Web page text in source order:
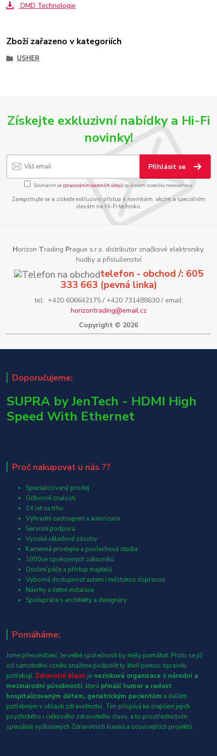
DMD Technologie
Zboží zařazeno v kategoriích
USHER
Získejte exkluzivní nabídky a Hi-Fi
novinky!
Přihlásit se
Souhlasím se zpracováním osobních údajůza účelem rozesílky newsletteru.
Zaregistrujte se a získejte exkluzivní přístup k novinkám, akcím a speciálním
slevám na Hi-Fi techniku.
Horizon Trading Prague s.r.o. distributor značkové elektroniky,
hudby a příslušenství
telefon - obchod /: 605
333 663 (pevná linka)
tel: +420 606642175 / +420 731488630 / email:
horizontrading@email.cz
Copyright © 2026
Doporučujeme:
SUPRA by JenTech - HDMI High
Speed With Ethernet
Proč nakupovat u nás ??
Specializovaný prodej
Odborné znalosti
14 let na trhu
Výhradní zastoupení a autorizace
Servisní podpora
Vysoké skladové zásoby
Kamenná prodejna a poslechová studia
1000ce spokojených zákazníků
Osobní péče a přístup majitelů
Výborná dostupnost autem i městskou dopravou
Návrhy a četné instalace
Spolupráce s architekty a designéry
Pomáháme:
Jsme přesvědčení, že velké společnosti by měly pomáhat. Proto se již
od samotného vzniku snažíme podpořit ty, kteří pomoc opravdu
potřebují. Zdravotní klaun je nezisková organizace s národní a
mezinárodní působností, která přináší humor a radost
hospitalizovaným dětem, geriatrickým pacientům a dalším
potřebným v oblasti zdravotnictví. Tím přispívá ke zlepšení jejich
psychického i celkového zdravotního stavu, a to prostřednictvím
speciálně vyškolených Zdravotních klaunů a souvisejících projektů.